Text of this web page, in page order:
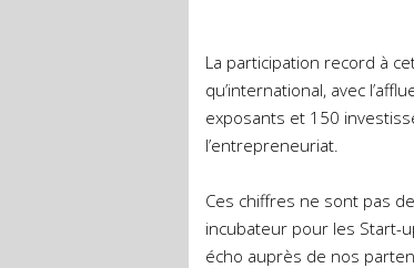
La participation record à
qu’international, avec
exposants et 150
l’entrepreneuriat.
Ces chiffres ne sont pas
incubateur pour les Start-
écho auprès de nos